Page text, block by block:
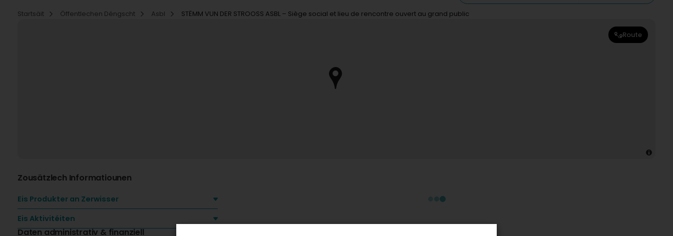
Startsäit
Öffentlechen Déngscht Asbl STËMM VUN DER STROOSS ASBL – Siège social et lieu de rencontre ouvert au grand public
Route
Zousätzlech Informatiounen
Eis Produkter an Zerwisser
Eis Aktivitéiten
Daten administrativ & finanziell